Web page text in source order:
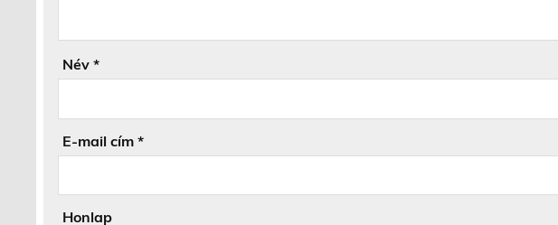
Név*
E-mail cím*
Honlap